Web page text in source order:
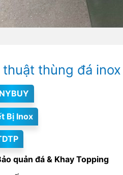
thùng đá
Bị Inox
quản đá & Khay Topping